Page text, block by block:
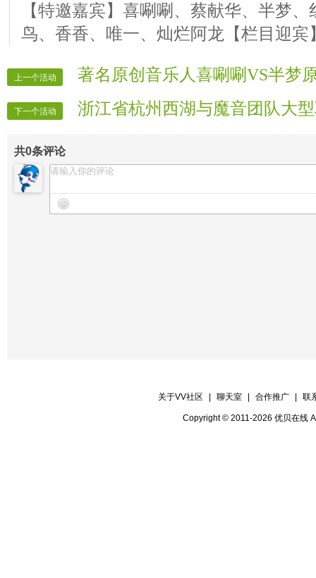
【特邀嘉宾】喜唰唰、蔡献华、半梦
鸟、香香、唯一、灿烂阿龙【栏目迎宾
上一个活动 著名原创音乐人喜唰唰VS半梦
下一个活动 浙江省杭州西湖与魔音团队大
共0条评论
关于VV社区 聊天室 合作推广 联
Copyright © 2011-2026 优贝在线